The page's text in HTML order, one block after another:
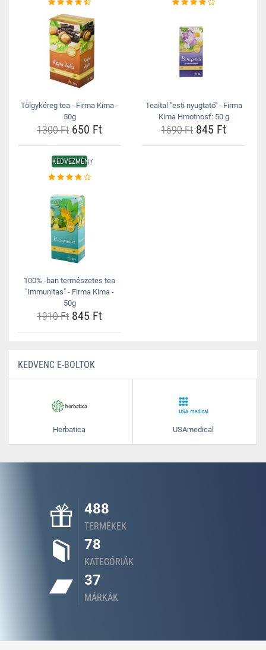
Tölgykéreg tea - Firma Kima -
50g
1300 Ft 650 Ft
Teaital "esti nyugtató" - Firma
Kima Hmotnosť: 50 g
1690 Ft 845 Ft
KEDVEZMÉNY
100% -ban természetes tea
"Immunitas" - Firma Kima -
50g
1910 Ft 845 Ft
KEDVENC E-BOLTOK
Herbatica USAmedical
488
TERMÉKEK
78
KATEGÓRIÁK
37
MÁRKÁK